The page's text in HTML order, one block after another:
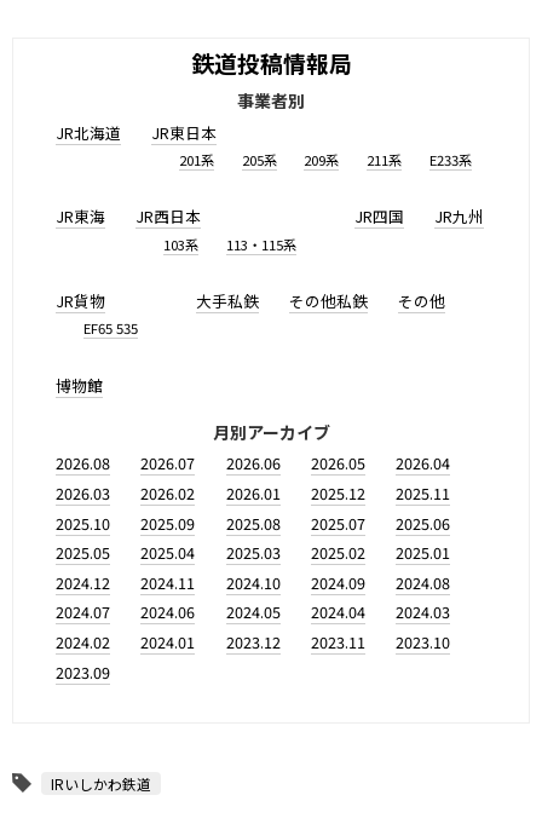
鉄道投稿情報局
事業者別
JR北海道 JR東日本
201系 205系 209系 211系 E233系
JR東海 JR西日本
103系 113・115系
JR四国 JR九州
JR貨物
EF65 535
大手私鉄 その他私鉄 その他
博物館
月別アーカイブ
2026.08 2026.07 2026.06 2026.05
2026.04
2026.03
2026.02 2026.01 2025.12
2025.11
2025.10
2025.09 2025.08 2025.07
2025.06
2025.05
2025.04 2025.03 2025.02
2025.01
2024.12
2024.11 2024.10 2024.09
2024.08
2024.07
2024.06 2024.05 2024.04
2024.03
2024.02
2024.01 2023.12 2023.11
2023.10
2023.09
IRいしかわ鉄道